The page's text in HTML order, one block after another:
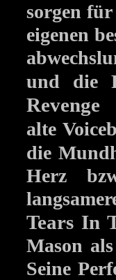
sorgen
eigenen
und die
Revenge
alte
die
Herz
Tears In
Mason
Seine